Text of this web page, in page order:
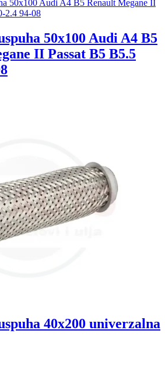
50x100 Audi A4 B5
II Passat B5 B5.5
40x200 univerzalna